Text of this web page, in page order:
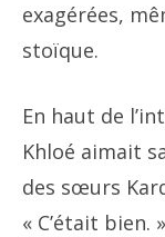
exagérées,
stoïque.
En haut de
Khloé aimait
des sœurs
« C’était bien.